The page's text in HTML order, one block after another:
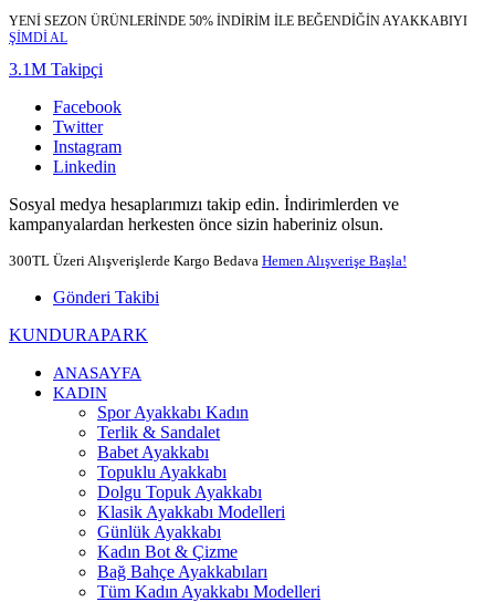
YENİ SEZON ÜRÜNLERİNDE 50% İNDİRİM İLE BEĞENDİĞİN AYAKKABIYI
ŞİMDİ AL
3.1M Takipçi
Facebook
Twitter
Instagram
Linkedin
Sosyal medya hesaplarımızı takip edin. İndirimlerden ve
kampanyalardan herkesten önce sizin haberiniz olsun.
300TL Üzeri Alışverişlerde Kargo Bedava Hemen Alışverişe Başla!
Gönderi Takibi
KUNDURAPARK
ANASAYFA
KADIN
Spor Ayakkabı Kadın
Terlik & Sandalet
Babet Ayakkabı
Topuklu Ayakkabı
Dolgu Topuk Ayakkabı
Klasik Ayakkabı Modelleri
Günlük Ayakkabı
Kadın Bot & Çizme
Bağ Bahçe Ayakkabıları
Tüm Kadın Ayakkabı Modelleri